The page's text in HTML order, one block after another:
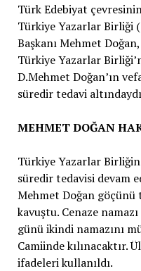
Türk Edebiyat
Türkiye Yazarlar Birliği
Başkanı Mehmet
Türkiye Yazarlar
D.Mehmet Doğan’ın
süredir tedavi
MEHMET DOĞAN
Türkiye Yazarlar
süredir tedavisi devam
Mehmet Doğan göçünü
kavuştu. Cenaze
günü ikindi namazını
Camiinde kılınacaktır.
ifadeleri kullanıldı.